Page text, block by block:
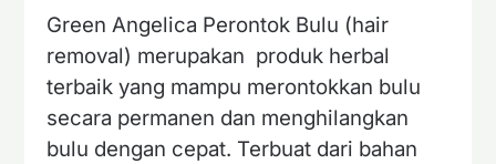
Green Angelica Perontok Bulu (hair
removal) merupakan produk herbal
terbaik yang mampu merontokkan bulu
secara permanen dan menghilangkan
bulu dengan cepat. Terbuat dari bahan